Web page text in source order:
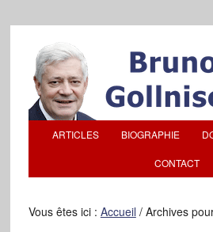
ARTICLES BIOGRAPHIE
CONTACT
Vous êtes ici : Accueil /Archives